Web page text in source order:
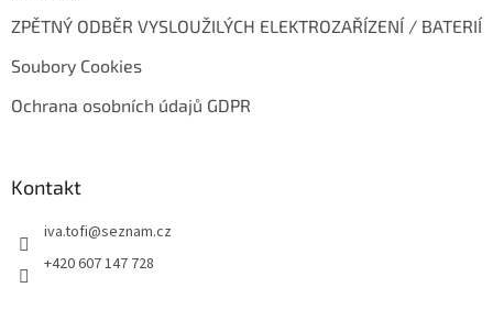
ZPĚTNÝ ODBĚR VYSLOUŽILÝCH ELEKTROZAŘÍZENÍ / BATERIÍ
Soubory Cookies
Ochrana osobních údajů GDPR
Kontakt
iva.tofi@seznam.cz
+420 607 147 728